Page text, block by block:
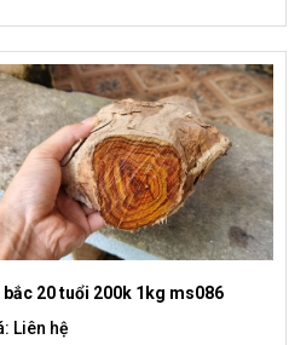
bắc 20 tuổi 200k 1kg ms086
Liên hệ